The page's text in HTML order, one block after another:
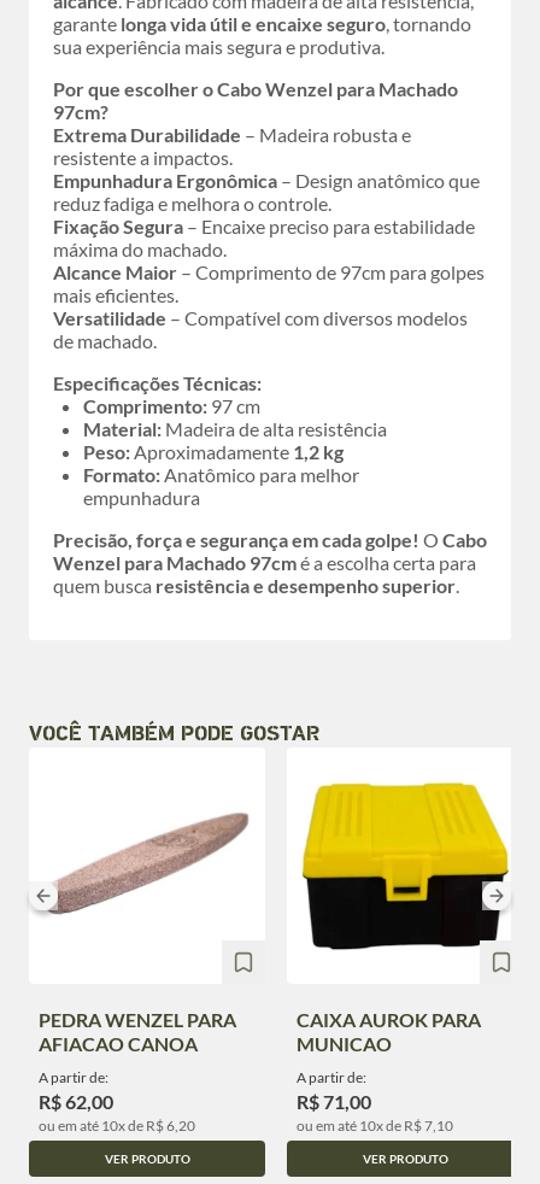
garante longa vida útil e encaixe seguro, tornando
sua experiência mais segura e produtiva.
Por que escolher o Cabo Wenzel para Machado
97cm?
Extrema Durabilidade – Madeira robusta e
resistente a impactos.
Empunhadura Ergonômica – Design anatômico que
reduz fadiga e melhora o controle.
Fixação Segura – Encaixe preciso para estabilidade
máxima do machado.
Alcance Maior – Comprimento de 97cm para golpes
mais eficientes.
Versatilidade – Compatível com diversos modelos
de machado.
Especificações Técnicas:
Comprimento: 97 cm
Material: Madeira de alta resistência
Peso:Aproximadamente 1,2 kg
Formato:Anatômico para melhor
empunhadura
Precisão, força e segurança em cada golpe! O Cabo
Wenzel para Machado 97cmé a escolha certa para
quem busca resistência e desempenho superior.
VOCÊ TAMBÉM PODE GOSTAR
PEDRA WENZEL PARA
AFIACAO CANOA
A partir de:
R$ 62,00
ou em até 10x de R$ 6,20
VER PRODUTO
CAIXA AUROK PARA
MUNICAO
A partir de:
R$ 71,00
ou em até 10x de R$ 7,10
VER PRODUTO